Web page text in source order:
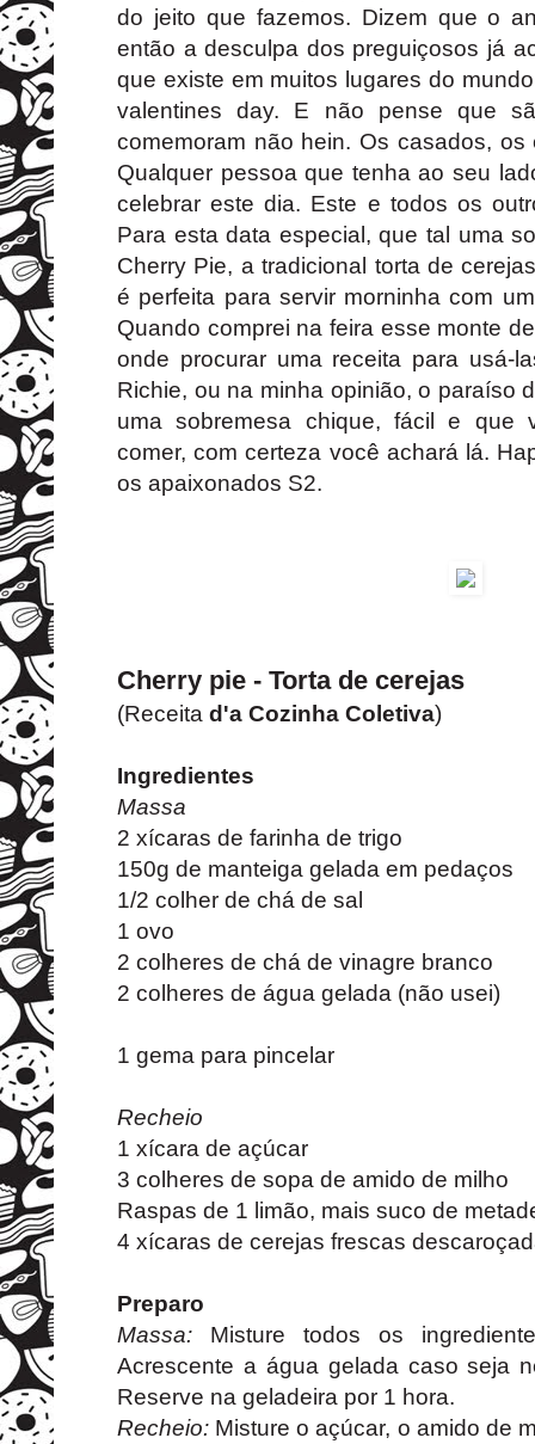
do jeito que fazemos. Dizem que o
então a desculpa dos preguiçosos já
que existe em muitos lugares do
valentines day. E não pense que
comemoram não hein. Os casados, os
Qualquer pessoa que tenha ao seu
celebrar este dia. Este e todos os
Para esta data especial, que tal uma
Cherry Pie, a tradicional torta de
é perfeita para servir morninha com
Quando comprei na feira esse monte
onde procurar uma receita para usá-
Richie, ou na minha opinião, o paraíso
uma sobremesa chique, fácil e que
comer, com certeza você achará lá.
os apaixonados S2.
Cherry pie - Torta de cerejas
(Receita d'a Cozinha Coletiva)
Ingredientes
Massa
2 xícaras de farinha de trigo
150g de manteiga gelada em pedaços
1/2 colher de chá de sal
1 ovo
2 colheres de chá de vinagre branco
2 colheres de água gelada (não usei)
1 gema para pincelar
Recheio
1 xícara de açúcar
3 colheres de sopa de amido de milho
Raspas de 1 limão, mais suco de
4 xícaras de cerejas frescas
Preparo
Massa: Misture todos os
Acrescente a água gelada caso seja
Reserve na geladeira por 1 hora.
Recheio: Misture o açúcar, o amido de